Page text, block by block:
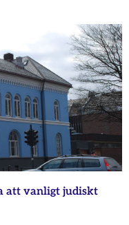
att vanligt judiskt